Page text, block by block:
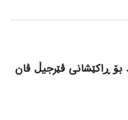
بۆ ڕاکێشانی ڤێرجیڵ ڤان